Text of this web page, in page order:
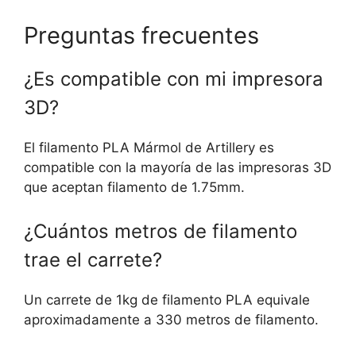
Preguntas frecuentes
¿Es compatible con mi impresora
3D?
El filamento PLA Mármol de Artillery es
compatible con la mayoría de las impresoras 3D
que aceptan filamento de 1.75mm.
¿Cuántos metros de filamento
trae el carrete?
Un carrete de 1kg de filamento PLA equivale
aproximadamente a 330 metros de filamento.